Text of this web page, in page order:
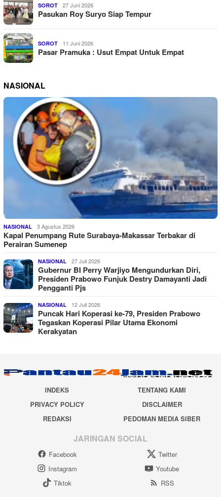
SOROT 27 Juni 2026
Pasukan Roy Suryo Siap Tempur
SOROT 11 Juni 2026
Pasar Pramuka : Usut Empat Untuk Empat
NASIONAL
NASIONAL 3 Agustus 2026
Kapal Penumpang Rute Surabaya-Makassar Terbakar di
Perairan Sumenep
NASIONAL 27 Juli 2026
Gubernur BI Perry Warjiyo Mengundurkan Diri,
Presiden Prabowo Funjuk Destry Damayanti Jadi
Pengganti Pjs
NASIONAL 12 Juli 2026
Puncak Hari Koperasi ke-79, Presiden Prabowo
Tegaskan Koperasi Pilar Utama Ekonomi
Kerakyatan
INDEKS
TENTANG KAMI
PRIVACY POLICY
DISCLAIMER
REDAKSI
PEDOMAN MEDIA SIBER
JARINGAN SOCIAL
Facebook
Twitter
Instagram
Youtube
Tiktok
RSS